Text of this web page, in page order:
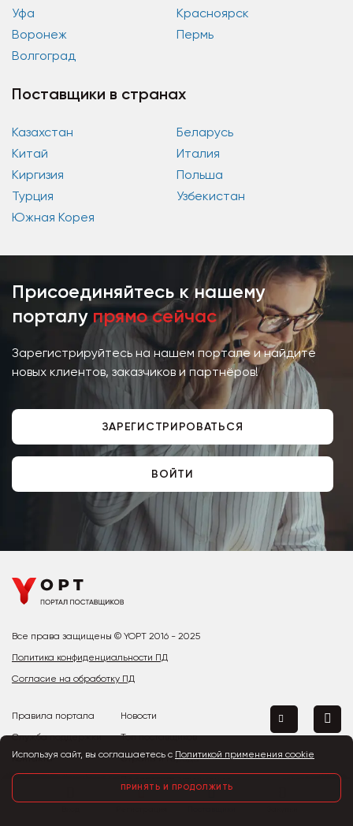
Уфа
Красноярск
Воронеж
Пермь
Волгоград
Поставщики в странах
Казахстан
Беларусь
Китай
Италия
Киргизия
Польша
Турция
Узбекистан
Южная Корея
Присоединяйтесь к нашему
порталу прямо сейчас
Зарегистрируйтесь на нашем портале и найдите
новых клиентов, заказчиков и партнёров!
ЗАРЕГИСТРИРОВАТЬСЯ
ВОЙТИ
Все права защищены © YOPT 2016 - 2025
Политика конфиденциальности ПД
Согласие на обработку ПД
Правила портала
Служба поддержки
Контакты
Новости
Топ поставщиков
Страны и города
Используя сайт, вы соглашаетесь с Политикой применения cookie
ПРИНЯТЬ И ПРОДОЛЖИТЬ